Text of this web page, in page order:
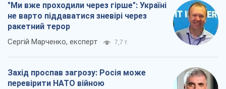
"Ми вже проходили через гірше": Україні
не варто піддаватися зневірі через
ракетний терор
Сергій Марченко, експерт 7,7 т.
Захід проспав загрозу: Росія може
перевірити НАТО війною